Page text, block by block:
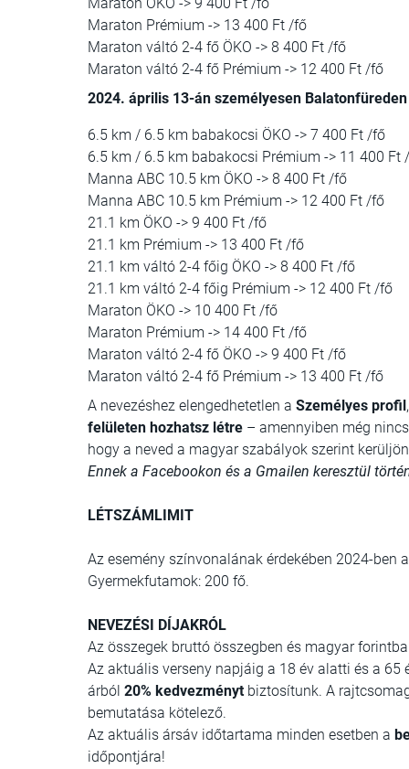
Maraton Prémium -> 13 400 Ft /fő
Maraton váltó 2-4 fő ÖKO -> 8 400 Ft /fő
Maraton váltó 2-4 fő Prémium -> 12 400 Ft /fő
2024. április 13-án személyesen Balatonfüreden
6.5 km / 6.5 km babakocsi ÖKO -> 7 400 Ft /fő
6.5 km / 6.5 km babakocsi Prémium -> 11 400 Ft
Manna ABC 10.5 km ÖKO -> 8 400 Ft /fő
Manna ABC 10.5 km Prémium -> 12 400 Ft /fő
21.1 km ÖKO -> 9 400 Ft /fő
21.1 km Prémium -> 13 400 Ft /fő
21.1 km váltó 2-4 főig ÖKO -> 8 400 Ft /fő
21.1 km váltó 2-4 főig Prémium -> 12 400 Ft /fő
Maraton ÖKO -> 10 400 Ft /fő
Maraton Prémium -> 14 400 Ft /fő
Maraton váltó 2-4 fő ÖKO -> 9 400 Ft /fő
Maraton váltó 2-4 fő Prémium -> 13 400 Ft /fő
A nevezéshez elengedhetetlen a Személyes profil
felületen hozhatsz létre – amennyiben még
hogy a neved a magyar szabályok szerint
Ennek a Facebookon és a Gmailen keresztül
LÉTSZÁMLIMIT
Az esemény színvonalának érdekében 2024-
Gyermekfutamok: 200 fő.
NEVEZÉSI DÍJAKRÓL
Az összegek bruttó összegben és magyar
Az aktuális verseny napjáig a 18 év alatti és a
árból 20% kedvezményt biztosítunk. A
bemutatása kötelező.
Az aktuális ársáv időtartama minden esetben a
időpontjára!